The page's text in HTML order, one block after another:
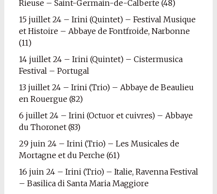
Rieuse – Saint-Germain-de-Calberte (48)
15 juillet 24 – Irini (Quintet) – Festival Musique
et Histoire – Abbaye de Fontfroide, Narbonne
(11)
14 juillet 24 – Irini (Quintet) – Cistermusica
Festival – Portugal
13 juillet 24 – Irini (Trio) – Abbaye de Beaulieu
en Rouergue (82)
6 juillet 24 – Irini (Octuor et cuivres) – Abbaye
du Thoronet (83)
29 juin 24 – Irini (Trio) – Les Musicales de
Mortagne et du Perche (61)
16 juin 24 – Irini (Trio) – Italie, Ravenna Festival
– Basilica di Santa Maria Maggiore